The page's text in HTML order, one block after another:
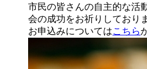
市民の皆さんの自主的な活
会の成功をお祈りしており
お申込みについてはこちら